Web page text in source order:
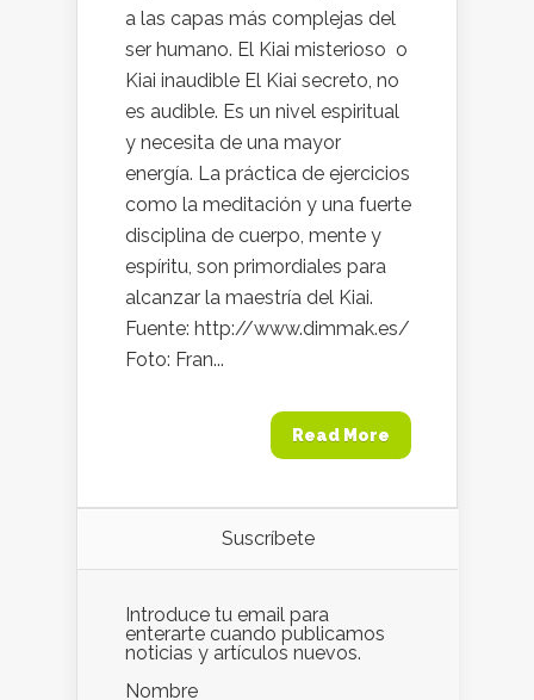
a las capas más complejas del
ser humano. El Kiai misterioso o
Kiai inaudible El Kiai secreto, no
es audible. Es un nivel espiritual
y necesita de una mayor
energía. La práctica de ejercicios
como la meditación y una fuerte
disciplina de cuerpo, mente y
espíritu, son primordiales para
alcanzar la maestría del Kiai.
Fuente: http://www.dimmak.es/
Foto: Fran...
Read More
Suscríbete
Introduce tu email para
enterarte cuando publicamos
noticias y artículos nuevos.
Nombre